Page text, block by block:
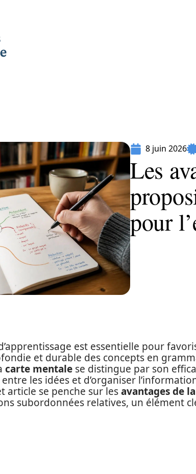
8 juin 2026
Les
pour
est essentielle pour
et durable des concepts en
carte mentale se distingue par son
les idées et d’organiser
article se penche sur lesavantages de
subordonnées relatives, un élément